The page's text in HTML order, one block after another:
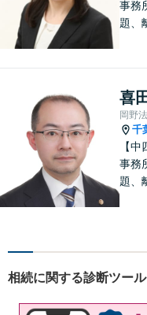
事務
題、
い！
喜
岡野
千
【
事務
題、
い！
相続に関する診断ツール